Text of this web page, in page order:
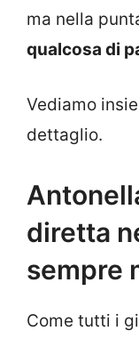
ma nella
qualcosa di
Vediamo
dettaglio.
diretta
sempre
Come tutti i